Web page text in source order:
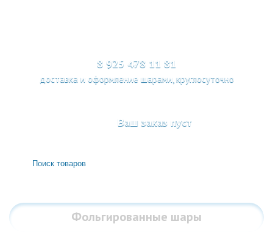
8 925 478 11 81
доставка и оформление шарами, круглосуточно
Ваш заказ пуст
Фольгированные шары